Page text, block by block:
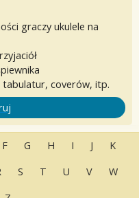
graczy ukulele na
tabulatur, coverów, itp.
F G H I J
K
S T U V
W